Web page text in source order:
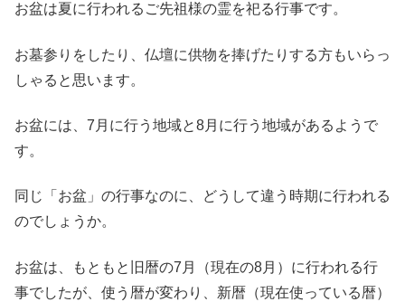
お盆は夏に行われるご先祖様の霊を祀る行事です。
お墓参りをしたり、仏壇に供物を捧げたりする方もいらっ
しゃると思います。
お盆には、7月に行う地域と8月に行う地域があるようで
す。
同じ「お盆」の行事なのに、どうして違う時期に行われる
のでしょうか。
お盆は、もともと旧暦の7月（現在の8月）に行われる行
事でしたが、使う暦が変わり、新暦（現在使っている暦）